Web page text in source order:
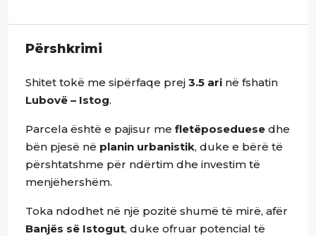
Përshkrimi
Shitet tokë me sipërfaqe prej 3.5 ari në fshatin
Lubovë – Istog.
Parcela është e pajisur me fletëposeduese dhe
bën pjesë në planin urbanistik, duke e bërë të
përshtatshme për ndërtim dhe investim të
menjëhershëm.
Toka ndodhet në një pozitë shumë të mirë, afër
Banjës së Istogut, duke ofruar potencial të